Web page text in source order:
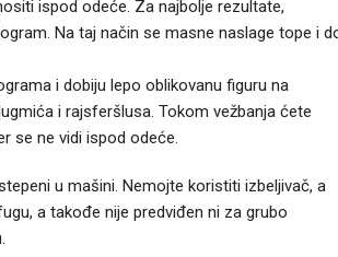
ispod odeće. Za najbolje rezultate,
Na taj način se masne naslage tope i
i dobiju lepo oblikovanu figuru na
i rajsferšlusa. Tokom vežbanja ćete
se ne vidi ispod odeće.
u mašini. Nemojte koristiti izbeljivač, a
a takođe nije predviđen ni za grubo